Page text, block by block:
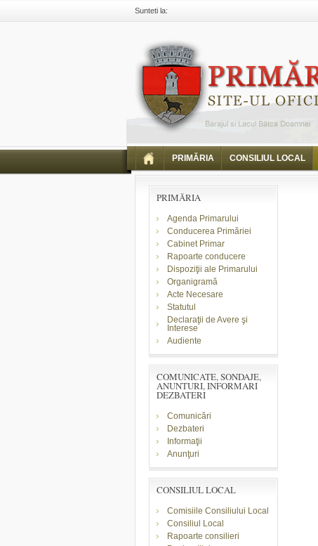
Sunteti la:
PRIMĂRIA CONSILIUL LOCAL
PRIMĂRIA
Agenda Primarului
Conducerea Primăriei
Cabinet Primar
Rapoarte conducere
Dispoziţii ale Primarului
Organigramă
Acte Necesare
Statutul
Declaraţii de Avere şi
Interese
Audiente
COMUNICATE, SONDAJE,
ANUNTURI, INFORMARI
DEZBATERI
Comunicări
Dezbateri
Informaţii
Anunţuri
CONSILIUL LOCAL
Comisiile Consiliului Local
Consiliul Local
Rapoarte consilieri